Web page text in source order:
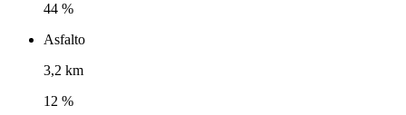
44 %
Asfalto
3,2 km
12 %